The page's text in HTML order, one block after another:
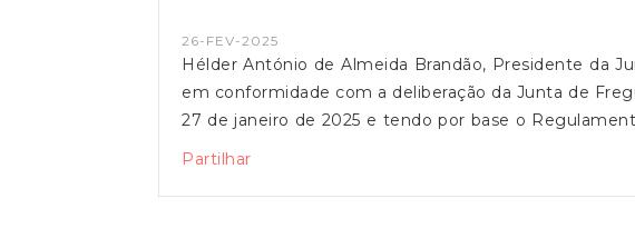
26-FEV-2025
Hélder António de Almeida Brandão, Presidente da
em conformidade com a deliberação da Junta de
27 de janeiro de 2025 e tendo por base o
vigor e Caderno de Encargos, que vai proceder-
Partilhar